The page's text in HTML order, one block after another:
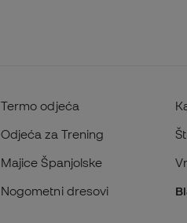
Termo odjeća
Odjeća za Trening
Majice Španjolske
Nogometni dresovi